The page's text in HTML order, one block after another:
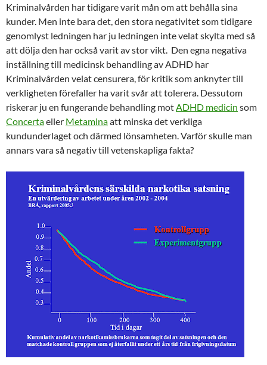
Kriminalvården har tidigare varit mån om att behålla sina
kunder. Men inte bara det, den stora negativitet som tidigare
genomlyst ledningen har ju ledningen inte velat skylta med så
att dölja den har också varit av stor vikt. Den egna negativa
inställning till medicinsk behandling av ADHD har
Kriminalvården velat censurera, för kritik som anknyter till
verkligheten förefaller ha varit svår att tolerera. Dessutom
riskerar ju en fungerande behandling motADHD medicin som
Concertaeller Metaminaatt minska det verkliga
kundunderlaget och därmed lönsamheten. Varför skulle man
annars vara så negativ till vetenskapliga fakta?